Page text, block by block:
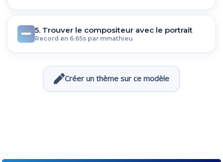
5. Trouver le compositeur avec le portrait
Record en 6.65s par mmathieu
Créer un thème sur ce modèle